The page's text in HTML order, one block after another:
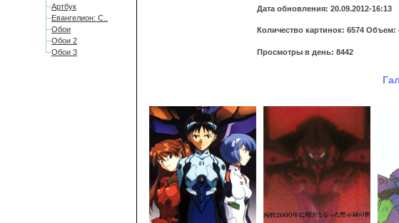
Артбук
Евангелион: С..
Обои
Обои 2
Обои 3
Дата обновления: 20.09.2012-16:13
Количество картинок: 6574 Объем:
Просмотры в день: 8442